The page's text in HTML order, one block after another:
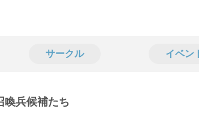
サークル イベン
喚兵候補たち